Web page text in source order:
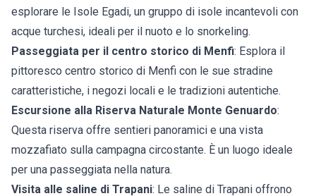
esplorare le Isole Egadi, un gruppo di isole incantevoli con
acque turchesi, ideali per il nuoto e lo snorkeling.
Passeggiata per il centro storico di Menfi: Esplora il
pittoresco centro storico di Menfi con le sue stradine
caratteristiche, i negozi locali e le tradizioni autentiche.
Escursione alla Riserva Naturale Monte Genuardo:
Questa riserva offre sentieri panoramici e una vista
mozzafiato sulla campagna circostante. È un luogo ideale
per una passeggiata nella natura.
Visita alle saline di Trapani: Le saline di Trapani offrono